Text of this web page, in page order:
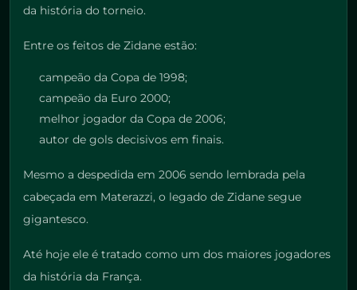
da história do torneio.
Entre os feitos de Zidane estão:
campeão da Copa de 1998;
campeão da Euro 2000;
melhor jogador da Copa de 2006;
autor de gols decisivos em finais.
Mesmo a despedida em 2006 sendo lembrada pela
cabeçada em Materazzi, o legado de Zidane segue
gigantesco.
Até hoje ele é tratado como um dos maiores jogadores
da história da França.